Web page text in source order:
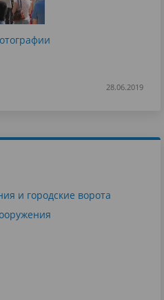
28.06.2019
и городские ворота